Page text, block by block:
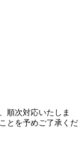
順次対応いたしま
とを予めご了承くだ